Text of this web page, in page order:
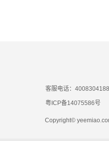
客服电话：4008304188
粤ICP备14075586号
Copyright©